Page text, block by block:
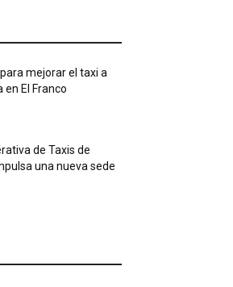
mejorar el taxi a
en El Franco
de Taxis de
una nueva sede